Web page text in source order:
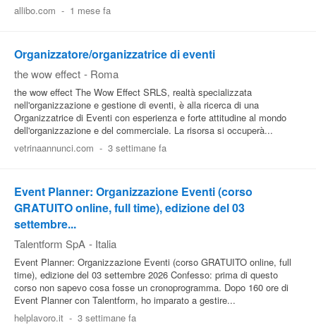
allibo.com - 1 mese fa
Organizzatore/organizzatrice di eventi
the wow effect - Roma
the wow effect The Wow Effect SRLS, realtà specializzata
nell'organizzazione e gestione di eventi, è alla ricerca di una
Organizzatrice di Eventi con esperienza e forte attitudine al mondo
dell'organizzazione e del commerciale. La risorsa si occuperà...
vetrinaannunci.com - 3 settimane fa
Event Planner: Organizzazione Eventi (corso
GRATUITO online, full time), edizione del 03
settembre...
Talentform SpA - Italia
Event Planner: Organizzazione Eventi (corso GRATUITO online, full
time), edizione del 03 settembre 2026 Confesso: prima di questo
corso non sapevo cosa fosse un cronoprogramma. Dopo 160 ore di
Event Planner con Talentform, ho imparato a gestire...
helplavoro.it - 3 settimane fa